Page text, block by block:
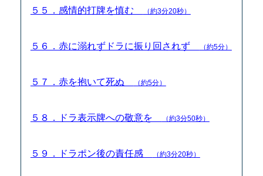
５５．感情的打牌を慎む （約3分20秒）
５６．赤に溺れずドラに振り回されず （約5分）
５７．赤を抱いて死ぬ （約5分）
５８．ドラ表示牌への敬意を （約3分50秒）
５９．ドラポン後の責任感 （約3分20秒）